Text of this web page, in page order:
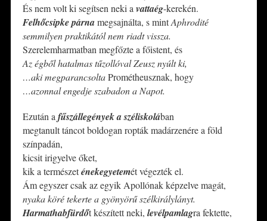
És nem volt ki segítsen neki a vattaég-kerekén.
Felhőcsipke párna megsajnálta, s mintAphrodité
semmilyen praktikától nem riadt vissza.
Szerelemharmatban megfőzte a főistent, és
Az égből hatalmas tűzollóval Zeusz nyúlt ki,
…aki megparancsoltaPrométheusznak, hogy
…azonnal engedje szabadon a Napot.
Ezután afűszállegények a széliskolában
megtanult táncot boldogan ropták madárzenére a föld
színpadán,
kicsit irigyelve őket,
kik a természeténekegyetemét végezték el.
Ám egyszer csak az egyik Apollónak képzelve magát,
nyaka köré tekerte a gyönyörű szélkirálylányt.
Harmathabfürdőt készített neki, levélpamlagra fektette,